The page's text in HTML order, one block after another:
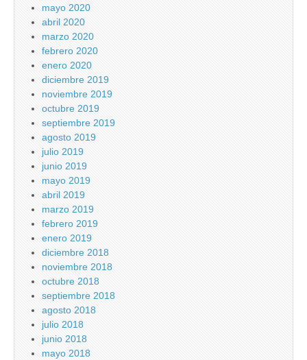
mayo 2020
abril 2020
marzo 2020
febrero 2020
enero 2020
diciembre 2019
noviembre 2019
octubre 2019
septiembre 2019
agosto 2019
julio 2019
junio 2019
mayo 2019
abril 2019
marzo 2019
febrero 2019
enero 2019
diciembre 2018
noviembre 2018
octubre 2018
septiembre 2018
agosto 2018
julio 2018
junio 2018
mayo 2018